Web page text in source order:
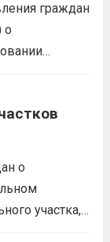
граждан
о
о
участка,